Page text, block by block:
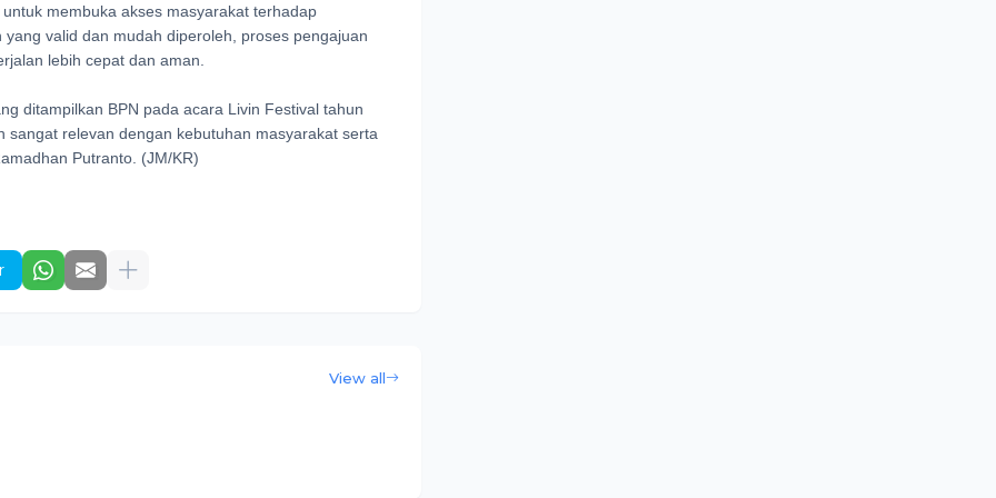
membuka akses masyarakat terhadap
valid dan mudah diperoleh, proses pengajuan
lebih cepat dan aman.
ditampilkan BPN pada acara Livin Festival tahun
sangat relevan dengan kebutuhan masyarakat serta
Putranto. (JM/KR)
View all